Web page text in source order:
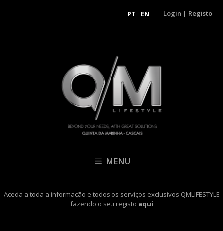
PT EN Login | Registo
MENU
Aceda a toda a informação e todos os serviços exclusivos QMLIFESTYLE
fazendo o seu registo aqui